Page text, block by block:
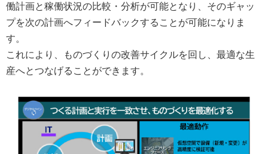
働計画と稼働状況の比較・分析が可能となり、そのギャッ
プを次の計画へフィードバックすることが可能になりま
す。
これにより、ものづくりの改善サイクルを回し、最適な生
産へとつなげることができます。